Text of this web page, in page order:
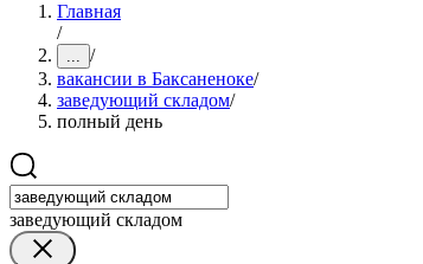
Главная
/
... /
вакансии в Баксаненоке/
заведующий складом/
полный день
заведующий складом